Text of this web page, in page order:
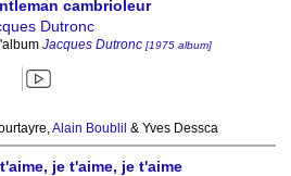
cambrioleur
Dutronc
Jacques Dutronc [1975 album]
Alain Boublil & Yves Dessca
je t'aime, je t'aime